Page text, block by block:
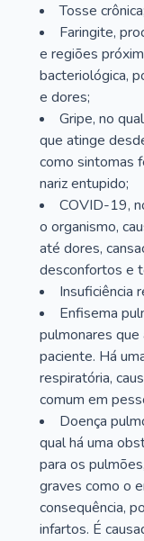
Tosse crônica;
Faringite,
e regiões
bacteriológica,
e dores;
Gripe, no
que atinge
como sintomas
nariz entupido;
COVID-19,
o organismo,
até dores,
desconfortos e
Insuficiência
Enfisema
pulmonares
paciente. Há
respiratória,
comum em
Doença
qual há uma
para os
graves como o
consequência,
infartos. É